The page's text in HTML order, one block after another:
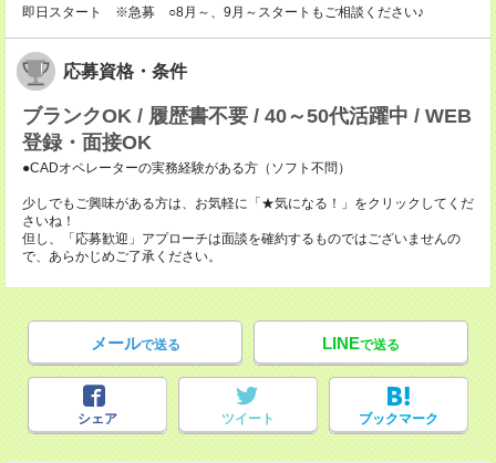
即日スタート ※急募 ○8月～、9月～スタートもご相談ください♪
応募資格・条件
ブランクOK / 履歴書不要 / 40～50代活躍中 / WEB
登録・面接OK
●CADオペレーターの実務経験がある方（ソフト不問）
少しでもご興味がある方は、お気軽に「★気になる！」をクリックしてくだ
さいね！
但し、「応募歓迎」アプローチは面談を確約するものではございませんの
で、あらかじめご了承ください。
メールで送る LINEで送る
シェア ツイート ブックマーク